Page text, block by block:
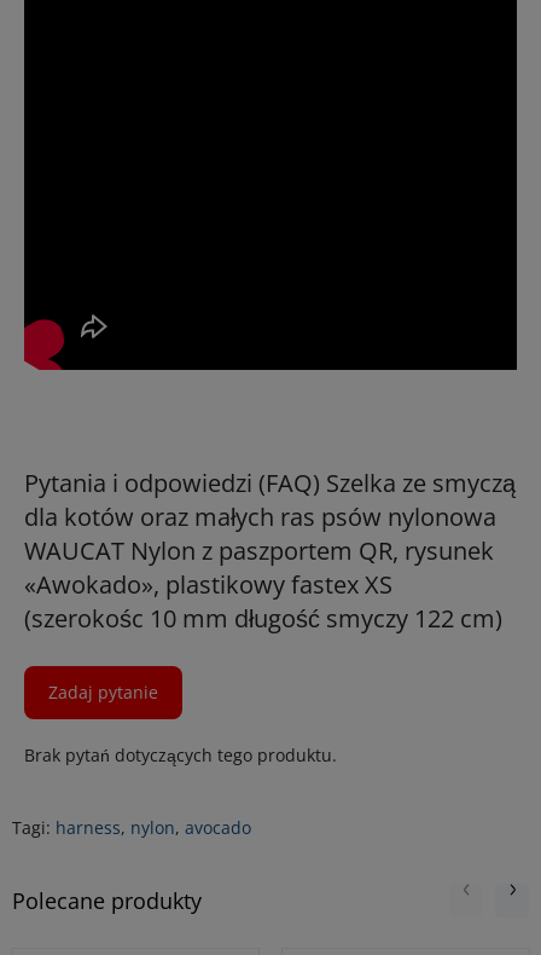
Pytania i odpowiedzi (FAQ) Szelka ze smyczą
dla kotów oraz małych ras psów nylonowa
WAUCAT Nylon z paszportem QR, rysunek
«Awokado», plastikowy fastex XS
(szerokośc 10 mm długość smyczy 122 cm)
Zadaj pytanie
Brak pytań dotyczących tego produktu.
Tagi: harness, nylon, avocado
Polecane produkty